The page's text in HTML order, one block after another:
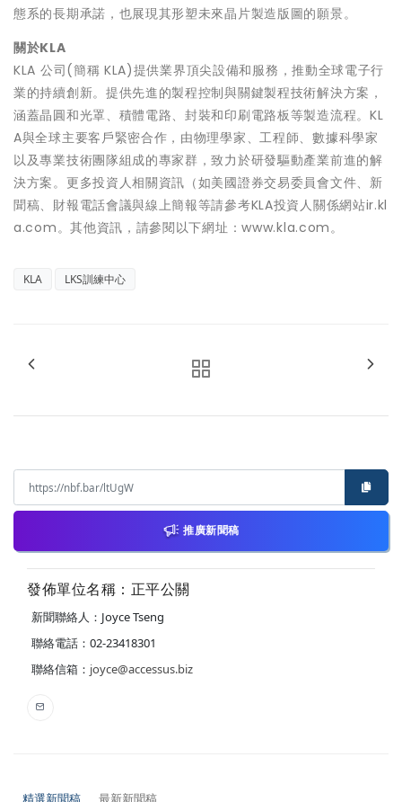
態系的長期承諾，也展現其形塑未來晶片製造版圖的願景。
關於KLA
KLA 公司(簡稱 KLA)提供業界頂尖設備和服務，推動全球電子行
業的持續創新。提供先進的製程控制與關鍵製程技術解決方案，
涵蓋晶圓和光罩、積體電路、封裝和印刷電路板等製造流程。KL
A與全球主要客戶緊密合作，由物理學家、工程師、數據科學家
以及專業技術團隊組成的專家群，致力於研發驅動產業前進的解
決方案。更多投資人相關資訊（如美國證券交易委員會文件、新
聞稿、財報電話會議與線上簡報等請參考KLA投資人關係網站ir.kl
a.com。其他資訊，請參閱以下網址：www.kla.com。
KLA LKS訓練中心
推廣新聞稿
發佈單位名稱：正平公關
新聞聯絡人：Joyce Tseng
聯絡電話：02-23418301
聯絡信箱： joyce@accessus.biz
精選新聞稿 最新新聞稿